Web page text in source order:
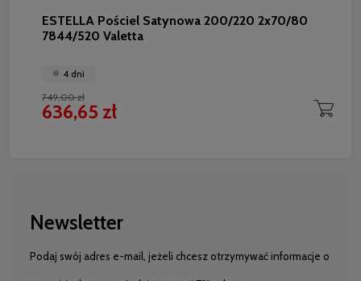
ESTELLA Pościel Satynowa 200/220 2x70/80
7844/520 Valetta
4 dni
749,00 zł
636,65 zł
Newsletter
Podaj swój adres e-mail, jeżeli chcesz otrzymywać informacje o